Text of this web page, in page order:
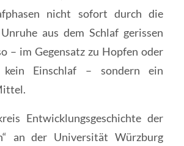
nicht sofort durch die
aus dem Schlaf gerissen
– im Gegensatz zu Hopfen oder
Einschlaf – sondern ein
Entwicklungsgeschichte der
an der Universität Würzburg